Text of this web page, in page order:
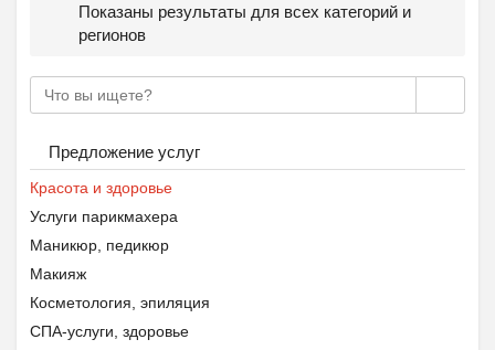
Показаны результаты для всех категорий и
регионов
Предложение услуг
Красота и здоровье
Услуги парикмахера
Маникюр, педикюр
Макияж
Косметология, эпиляция
СПА-услуги, здоровье